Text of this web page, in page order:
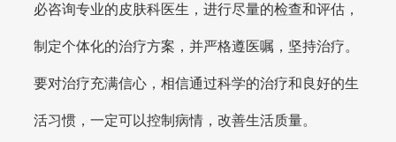
必咨询专业的皮肤科医生，进行尽量的检查和评估，
制定个体化的治疗方案，并严格遵医嘱，坚持治疗。
要对治疗充满信心，相信通过科学的治疗和良好的生
活习惯，一定可以控制病情，改善生活质量。